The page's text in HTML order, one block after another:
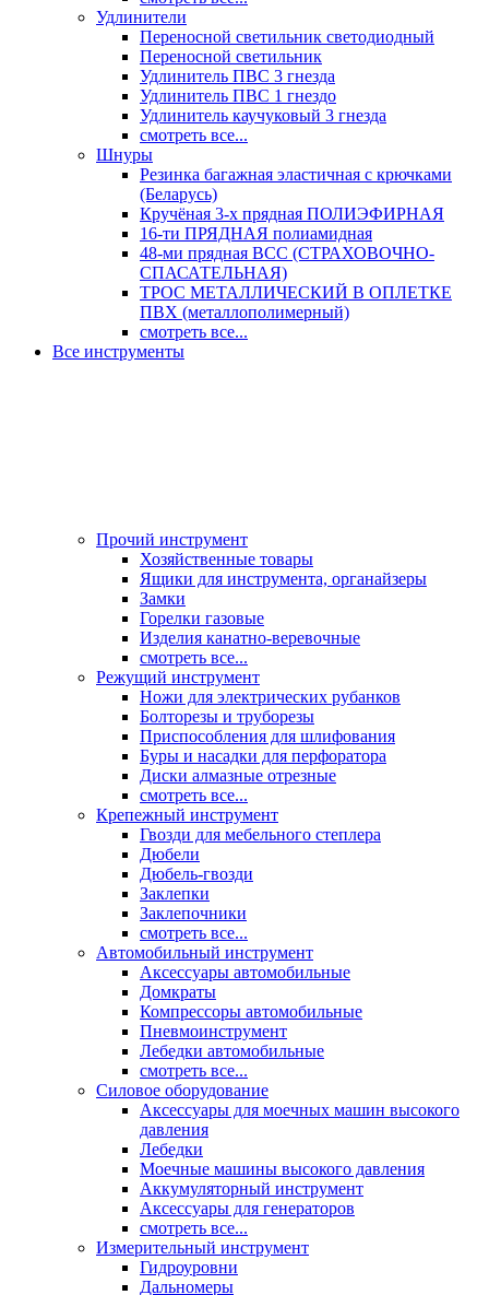
Удлинители
Переносной светильник светодиодный
Переносной светильник
Удлинитель ПВС 3 гнезда
Удлинитель ПВС 1 гнездо
Удлинитель каучуковый 3 гнезда
смотреть все...
Шнуры
Резинка багажная эластичная с крючками
(Беларусь)
Кручёная 3-х прядная ПОЛИЭФИРНАЯ
16-ти ПРЯДНАЯ полиамидная
48-ми прядная ВСС (СТРАХОВОЧНО-
СПАСАТЕЛЬНАЯ)
ТРОС МЕТАЛЛИЧЕСКИЙ В ОПЛЕТКЕ
ПВХ (металлополимерный)
смотреть все...
Все инструменты
Прочий инструмент
Хозяйственные товары
Ящики для инструмента, органайзеры
Замки
Горелки газовые
Изделия канатно-веревочные
смотреть все...
Режущий инструмент
Ножи для электрических рубанков
Болторезы и труборезы
Приспособления для шлифования
Буры и насадки для перфоратора
Диски алмазные отрезные
смотреть все...
Крепежный инструмент
Гвозди для мебельного степлера
Дюбели
Дюбель-гвозди
Заклепки
Заклепочники
смотреть все...
Автомобильный инструмент
Аксессуары автомобильные
Домкраты
Компрессоры автомобильные
Пневмоинструмент
Лебедки автомобильные
смотреть все...
Силовое оборудование
Аксессуары для моечных машин высокого
давления
Лебедки
Моечные машины высокого давления
Аккумуляторный инструмент
Аксессуары для генераторов
смотреть все...
Измерительный инструмент
Гидроуровни
Дальномеры